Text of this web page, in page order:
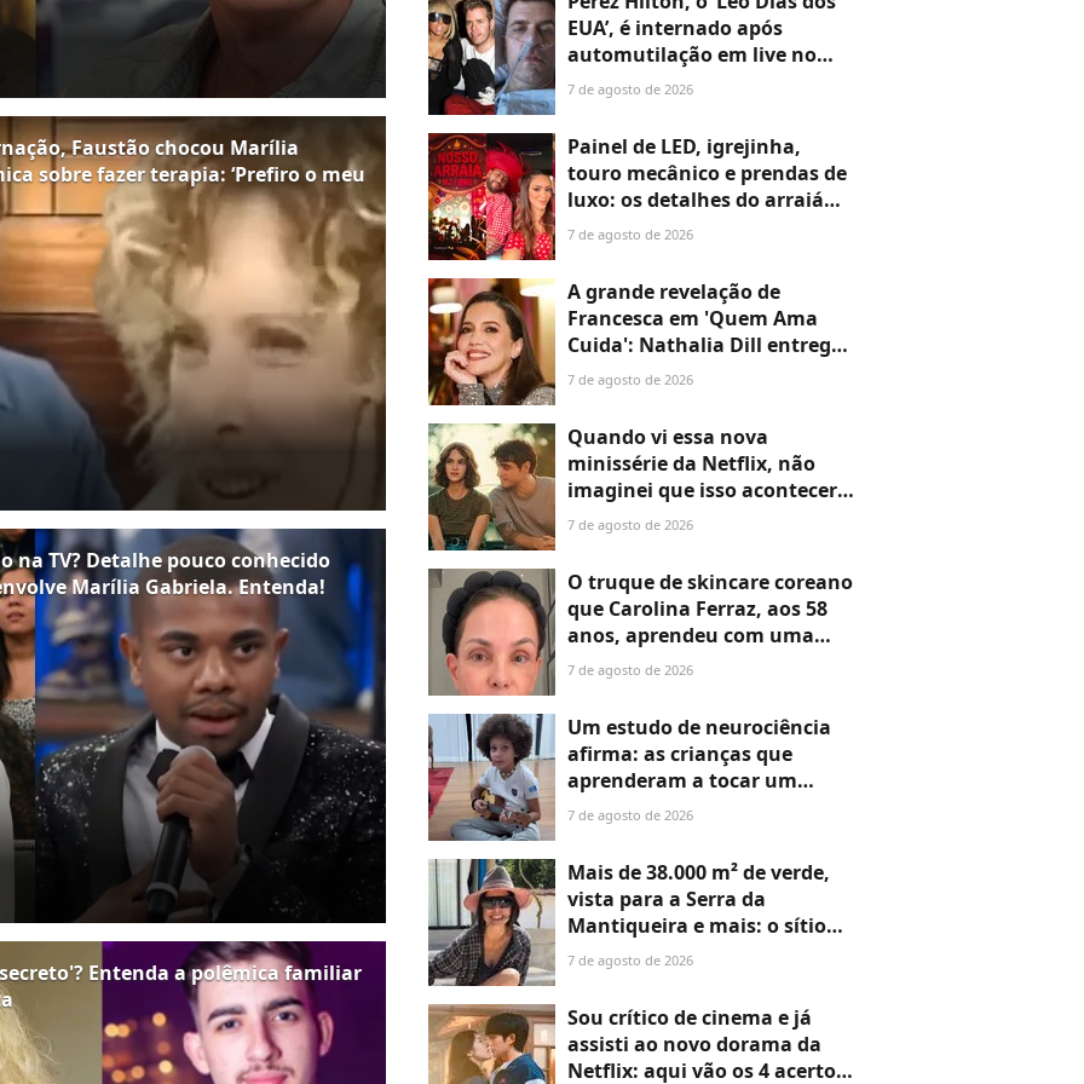
Faustão chocou Marília
sobre fazer terapia: ‘Prefiro o meu
na TV? Detalhe pouco conhecido
Marília Gabriela. Entenda!
Entenda a polêmica familiar
EUA’, é internado após
automutilação em live no
TikTok; blogueiro que fez
grave crise aos 48 anos
7 de agosto de 2026
Painel de LED, igrejinha,
touro mecânico e prendas de
luxo: os detalhes do arraiá
fora de época de Neymar e
apenas 48 horas
7 de agosto de 2026
A grande revelação de
Francesca em 'Quem Ama
Cuida': Nathalia Dill entrega
destino da 'fantasma' e
o público
7 de agosto de 2026
Quando vi essa nova
minissérie da Netflix, não
imaginei que isso aconteceria
comigo: chorei igual criança e
apenas uma tarde
7 de agosto de 2026
O truque de skincare coreano
que Carolina Ferraz, aos 58
anos, aprendeu com uma
expert coreana para
enquanto dorme
7 de agosto de 2026
Um estudo de neurociência
afirma: as crianças que
aprenderam a tocar um
instrumento na infância
habilidade essencial para a
vida
7 de agosto de 2026
Mais de 38.000 m² de verde,
vista para a Serra da
Mantiqueira e mais: o sítio
aconchegante de Cleo Pires
o refúgio perfeito que fez a
atriz sair da correria da
cidade
7 de agosto de 2026
Sou crítico de cinema e já
assisti ao novo dorama da
Netflix: aqui vão os 4 acertos